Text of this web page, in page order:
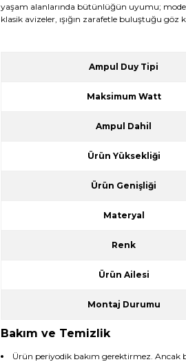
yaşam alanlarında bütünlüğün uyumu;
klasik avizeler, ışığın zarafetle buluştuğu göz
Ampul Duy Tipi
Maksimum Watt
Ampul Dahil
Ürün Yüksekliği
Ürün Genişliği
Materyal
Renk
Ürün Ailesi
Montaj Durumu
Bakım ve Temizlik
Ürün periyodik bakım gerektirmez. Ancak